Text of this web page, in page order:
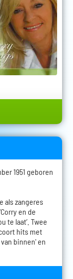
1951 geboren
als zangeres
en de
te laat’. Twee
hits met
binnen' en